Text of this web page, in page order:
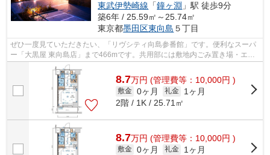
東武伊勢崎線 「鐘ヶ淵 」駅 徒歩9分
築6年 / 25.59㎡～25.74㎡
東京都墨田区東向島 ５丁目
ぜひ一度見ていただきたい、「リヴシティ向島参番館」です。便利なスーパ
ー「大黒屋 東向島店」まで466mです。共用部には敷地内ごみ置き場・エレ
ベータなどが揃っております。駅から徒...
8.7万円 (管理費等：10,000円 )
敷金 0ヶ月 礼金
1ヶ月
2階 / 1K / 25.71㎡
8.7万円 (管理費等：10,000円 )
敷金 0ヶ月 礼金
1ヶ月